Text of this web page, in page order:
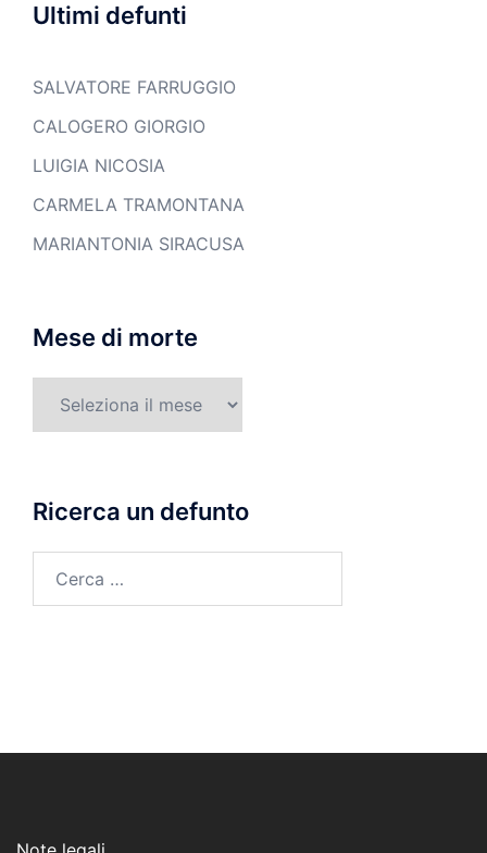
Ultimi defunti
SALVATORE FARRUGGIO
CALOGERO GIORGIO
LUIGIA NICOSIA
CARMELA TRAMONTANA
MARIANTONIA SIRACUSA
Mese di morte
Ricerca un defunto